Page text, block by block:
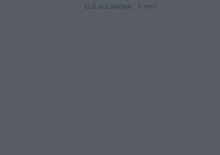
ÉLŐ BOLYGÓNK 5 perc